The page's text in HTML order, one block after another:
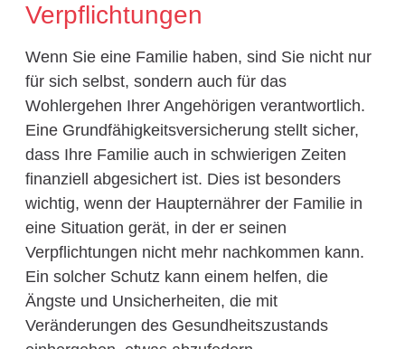
Verpflichtungen
Wenn Sie eine Familie haben, sind Sie nicht nur
für sich selbst, sondern auch für das
Wohlergehen Ihrer Angehörigen verantwortlich.
Eine Grundfähigkeitsversicherung stellt sicher,
dass Ihre Familie auch in schwierigen Zeiten
finanziell abgesichert ist. Dies ist besonders
wichtig, wenn der Haupternährer der Familie in
eine Situation gerät, in der er seinen
Verpflichtungen nicht mehr nachkommen kann.
Ein solcher Schutz kann einem helfen, die
Ängste und Unsicherheiten, die mit
Veränderungen des Gesundheitszustands